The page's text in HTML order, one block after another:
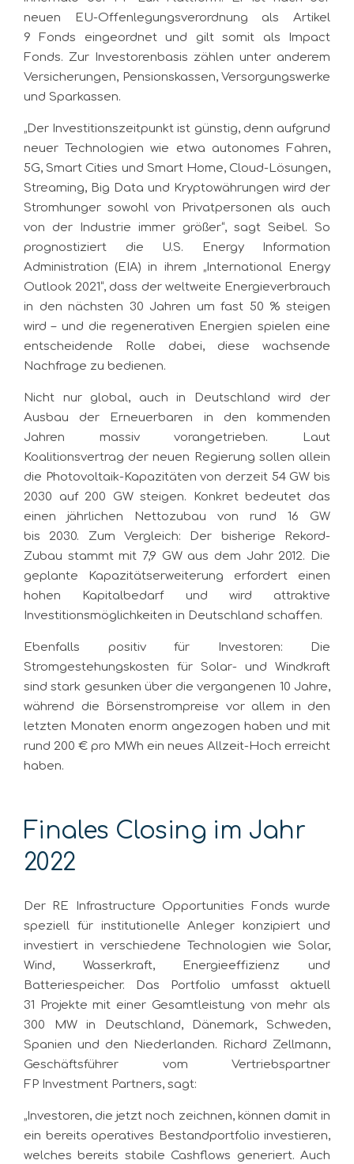
neuen EU-Offenlegungsverordnung als Artikel
9 Fonds eingeordnet und gilt somit als Impact
Fonds. Zur Investorenbasis zählen unter anderem
Versicherungen, Pensionskassen, Versorgungswerke
und Sparkassen.
„Der Investitionszeitpunkt ist günstig, denn aufgrund
neuer Technologien wie etwa autonomes Fahren,
5G, Smart Cities und Smart Home, Cloud-Lösungen,
Streaming, Big Data und Kryptowährungen wird der
Stromhunger sowohl von Privatpersonen als auch
von der Industrie immer größer“, sagt Seibel. So
prognostiziert die U.S. Energy Information
Administration (EIA) in ihrem „International Energy
Outlook 2021“, dass der weltweite Energieverbrauch
in den nächsten 30 Jahren um fast 50 % steigen
wird – und die regenerativen Energien spielen eine
entscheidende Rolle dabei, diese wachsende
Nachfrage zu bedienen.
Nicht nur global, auch in Deutschland wird der
Ausbau der Erneuerbaren in den kommenden
Jahren massiv vorangetrieben. Laut
Koalitionsvertrag der neuen Regierung sollen allein
die Photovoltaik-Kapazitäten von derzeit 54 GW bis
2030 auf 200 GW steigen. Konkret bedeutet das
einen jährlichen Nettozubau von rund 16 GW
bis 2030. Zum Vergleich: Der bisherige Rekord-
Zubau stammt mit 7,9 GW aus dem Jahr 2012. Die
geplante Kapazitätserweiterung erfordert einen
hohen Kapitalbedarf und wird attraktive
Investitionsmöglichkeiten in Deutschland schaffen.
Ebenfalls positiv für Investoren: Die
Stromgestehungskosten für Solar- und Windkraft
sind stark gesunken über die vergangenen 10 Jahre,
während die Börsenstrompreise vor allem in den
letzten Monaten enorm angezogen haben und mit
rund 200 € pro MWh ein neues Allzeit-Hoch erreicht
haben.
Finales Closing im Jahr
2022
Der RE Infrastructure Opportunities Fonds wurde
speziell für institutionelle Anleger konzipiert und
investiert in verschiedene Technologien wie Solar,
Wind, Wasserkraft, Energieeffizienz und
Batteriespeicher. Das Portfolio umfasst aktuell
31 Projekte mit einer Gesamtleistung von mehr als
300 MW in Deutschland, Dänemark, Schweden,
Spanien und den Niederlanden. Richard Zellmann,
Geschäftsführer vom Vertriebspartner
FP Investment Partners, sagt:
„Investoren, die jetzt noch zeichnen, können damit in
ein bereits operatives Bestandportfolio investieren,
welches bereits stabile Cashflows generiert. Auch